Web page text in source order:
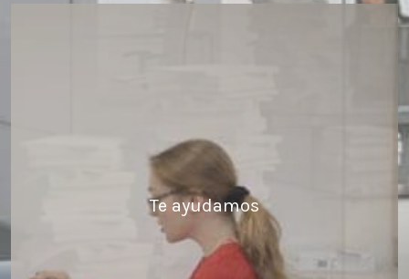
Te ayudamos